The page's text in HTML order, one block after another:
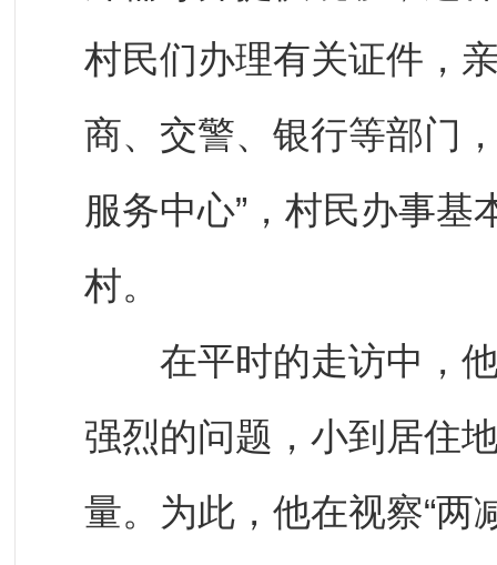
村民们办理有关证件，
商、交警、银行等部门
服务中心”，村民办事
村。
在平时的走访中，他
强烈的问题，小到居住
量。为此，他在视察“两